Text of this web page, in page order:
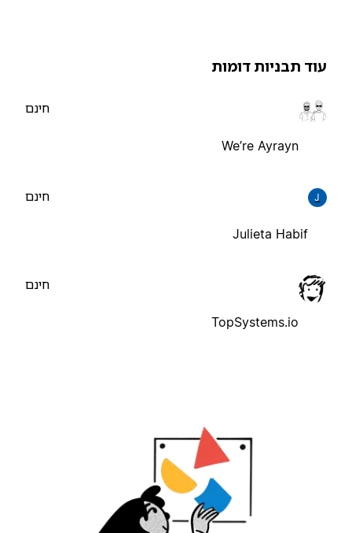
תבניות דומות
We’re Ayrayn
Julieta Habif
TopSystems.io